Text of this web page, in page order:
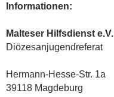
Informationen:
Malteser Hilfsdienst e.V.
Diözesanjugendreferat
Hermann-Hesse-Str. 1a
39118 Magdeburg